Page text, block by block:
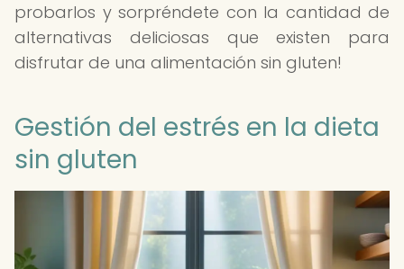
probarlos y sorpréndete con la cantidad de
alternativas deliciosas que existen para
disfrutar de una alimentación sin gluten!
Gestión del estrés en la dieta
sin gluten